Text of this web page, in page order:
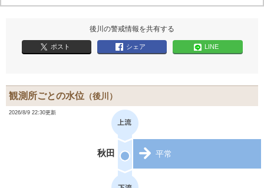
後川の警戒情報を共有する
ポスト シェア LINE
観測所ごとの水位 （後川）
2026/8/9 22:30更新
秋田 平常